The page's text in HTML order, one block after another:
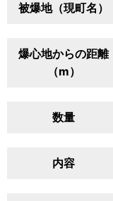
被爆地（現町名）
爆心地からの距離
（m）
数量
内容